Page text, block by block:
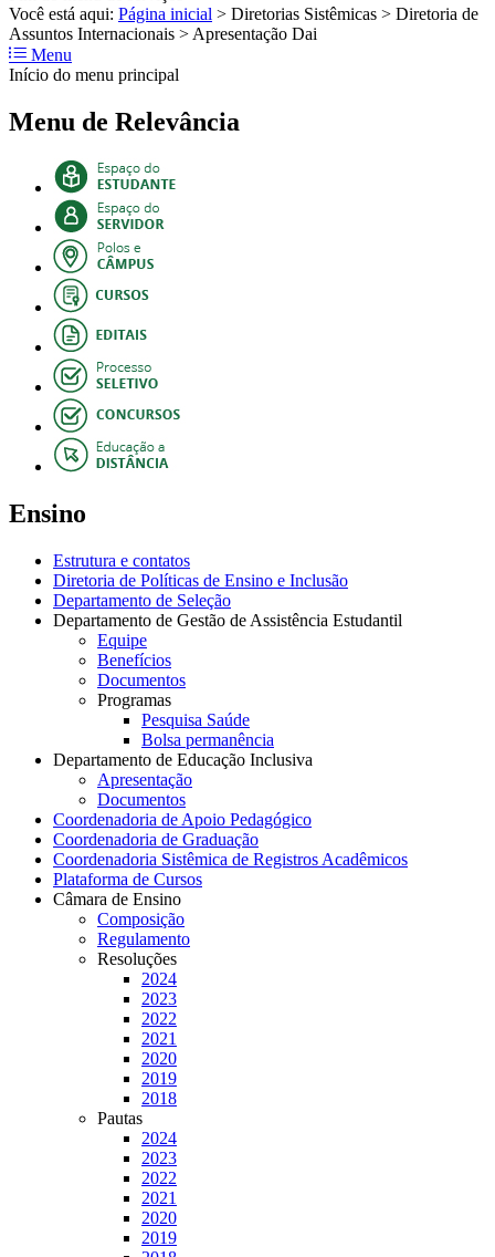
Você está aqui: Página inicial > Diretorias Sistêmicas > Diretoria de
Assuntos Internacionais > Apresentação Dai
Menu
Início do menu principal
Menu de Relevância
Ensino
Estrutura e contatos
Diretoria de Políticas de Ensino e Inclusão
Departamento de Seleção
Departamento de Gestão de Assistência Estudantil
Equipe
Benefícios
Documentos
Programas
Pesquisa Saúde
Bolsa permanência
Departamento de Educação Inclusiva
Apresentação
Documentos
Coordenadoria de Apoio Pedagógico
Coordenadoria de Graduação
Coordenadoria Sistêmica de Registros Acadêmicos
Plataforma de Cursos
Câmara de Ensino
Composição
Regulamento
Resoluções
2024
2023
2022
2021
2020
2019
2018
Pautas
2024
2023
2022
2021
2020
2019